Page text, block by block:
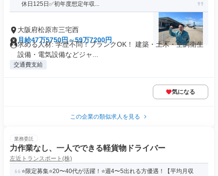
休日125日✅初年度想定年収...
大阪府松原市三宅西
月給47万5750円～59万7200円
求める人材: 学歴不問！ブランクOK！ 建築・土木・空調衛生
設備・電気設備などジャ...
交通費支給
気になる
この企業の類似求人を見る
業務委託
力作業なし、一人でできる軽貨物ドライバー
左近トランスポート(株)
⭐️限定募集⭐️20〜40代が活躍！⭐️週4〜5出れる方優遇！【平均月収